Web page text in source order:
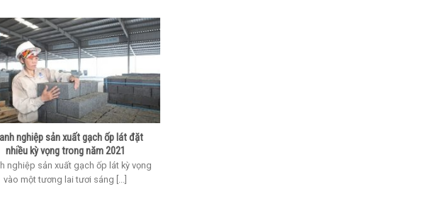
nghiệp sản xuất gạch ốp lát đặt
nhiều kỳ vọng trong năm 2021
nghiệp sản xuất gạch ốp lát kỳ vọng
vào một tương lai tươi sáng [...]